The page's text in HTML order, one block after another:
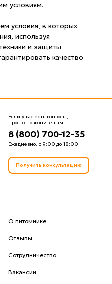
условиям.
условия, в которых
используя
и защиты
качество
Если у вас есть вопросы,
просто позвоните нам
8 (800) 700-12-35
Ежедневно, с 9:00 до 18:00
Получить консультацию
О питомнике
Отзывы
Сотрудничество
Вакансии